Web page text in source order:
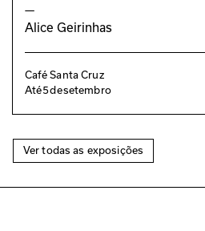
—
Alice Geirinhas
Café Santa Cruz
Até5desetembro
Ver todas as exposições